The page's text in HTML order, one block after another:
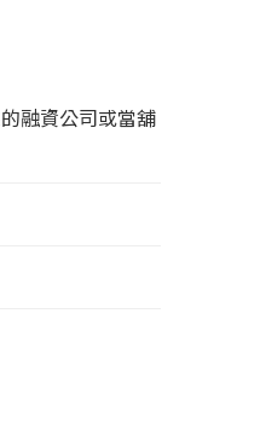
融資公司或當舖